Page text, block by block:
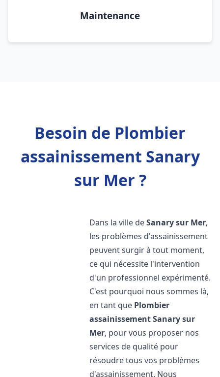
Maintenance
Besoin de Plombier
assainissement Sanary
sur Mer ?
Dans la ville deSanary sur Mer,
les problèmes d'assainissement
peuvent surgir à tout moment,
ce qui nécessite l'intervention
d'un professionnel expérimenté.
C'est pourquoi nous sommes là,
en tant que Plombier
assainissementSanary sur
Mer, pour vous proposer nos
services de qualité pour
résoudre tous vos problèmes
d'assainissement. Nous